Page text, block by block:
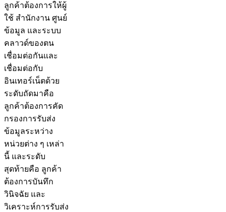
ลูกค้าต้องการให้ผู้
ใช้ สำนักงาน ศูนย์
ข้อมูล และระบบ
คลาวด์ของตน
เชื่อมต่อกันและ
เชื่อมต่อกับ
อินเทอร์เน็ตด้วย
ระดับถัดมาคือ
ลูกค้าต้องการคัด
กรองการรับส่ง
ข้อมูลระหว่าง
หน่วยต่าง ๆ เหล่า
นี้ และระดับ
สุดท้ายคือ ลูกค้า
ต้องการบันทึก
วินิจฉัย และ
วิเคราะห์การรับส่ง